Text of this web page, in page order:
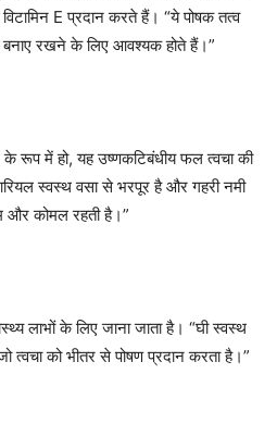
E प्रदान करते हैं। “ये पोषक तत्व
रखने के लिए आवश्यक होते हैं।”
के रूप में हो, यह उष्णकटिबंधीय फल त्वचा की
स्वस्थ वसा से भरपूर है और गहरी नमी
और कोमल रहती है।”
लाभों के लिए जाना जाता है। “घी स्वस्थ
त्वचा को भीतर से पोषण प्रदान करता है।”